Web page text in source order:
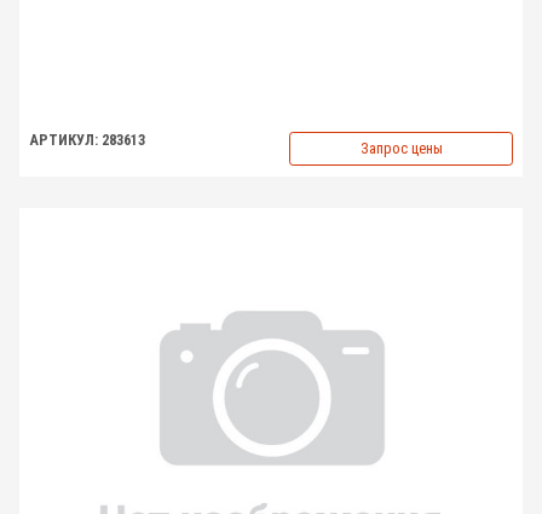
АРТИКУЛ: 283613 Запрос цены